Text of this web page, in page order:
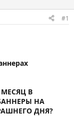
#1
МЕСЯЦ В
НА
ДНЯ?